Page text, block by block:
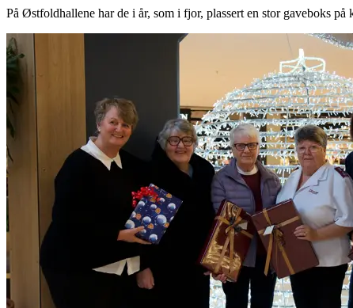
Helse
Aktiviteter
Tilbud
Inspirasjon
Søk
På Østfoldhallene har de i år, som i fjor, plassert en stor gaveboks